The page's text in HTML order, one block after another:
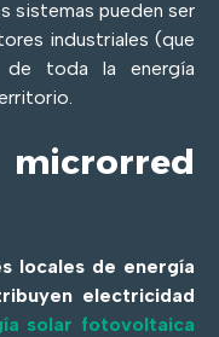
sistemas pueden ser
industriales (que
de toda la energía
locales de energía
electricidad
solar fotovoltaica